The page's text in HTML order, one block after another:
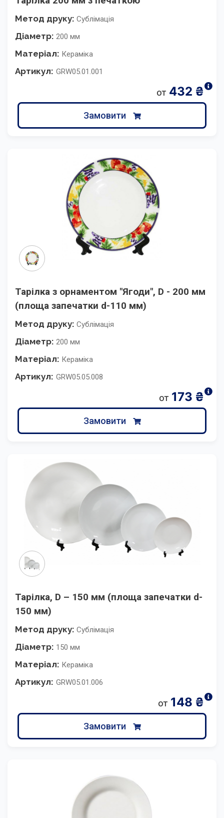
Метод друку: Сублімація
Діаметр: 200 мм
Матеріал: Кераміка
Артикул: GRW05.01.001
от 432 ₴
Замовити
Тарілка з орнаментом "Ягоди", D - 200 мм
(площа запечатки d-110 мм)
Метод друку: Сублімація
Діаметр: 200 мм
Матеріал: Кераміка
Артикул: GRW05.05.008
от 173 ₴
Замовити
Тарілка, D – 150 мм (площа запечатки d-
150 мм)
Метод друку: Сублімація
Діаметр: 150 мм
Матеріал: Кераміка
Артикул: GRW05.01.006
от 148 ₴
Замовити